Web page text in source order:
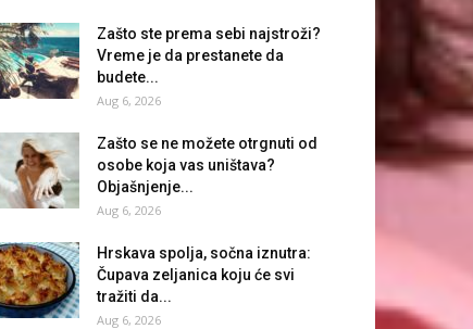
Zašto ste prema sebi najstroži?
Vreme je da prestanete da
budete...
Aug 6, 2026
Zašto se ne možete otrgnuti od
osobe koja vas uništava?
Objašnjenje...
Aug 6, 2026
Hrskava spolja, sočna iznutra:
Čupava zeljanica koju će svi
tražiti da...
Aug 6, 2026